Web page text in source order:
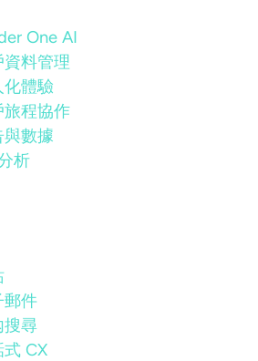
One AI
資料管理
化體驗
旅程協作
與數據
析
郵件
搜尋
式 CX